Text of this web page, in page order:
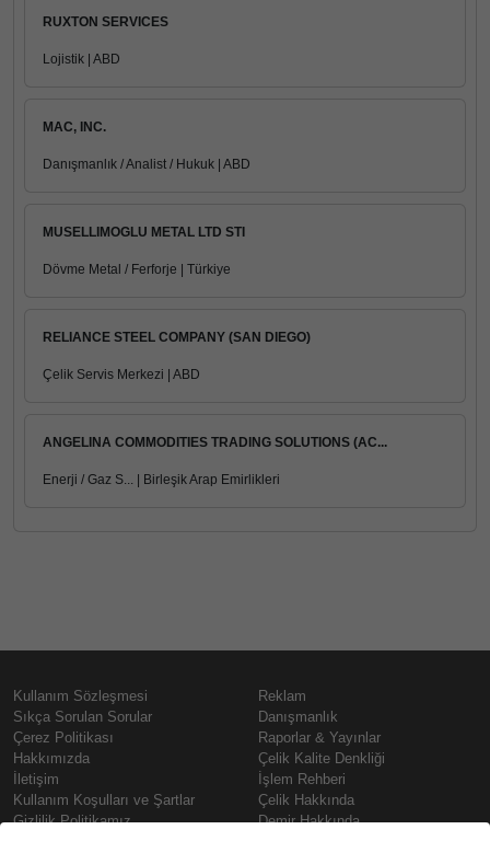
RUXTON SERVICES
Lojistik | ABD
MAC, INC.
Danışmanlık / Analist / Hukuk | ABD
MUSELLIMOGLU METAL LTD STI
Dövme Metal / Ferforje | Türkiye
RELIANCE STEEL COMPANY (SAN DIEGO)
Çelik Servis Merkezi | ABD
ANGELINA COMMODITIES TRADING SOLUTIONS (AC...
Enerji / Gaz S... | Birleşik Arap Emirlikleri
Kullanım Sözleşmesi
Sıkça Sorulan Sorular
Çerez Politikası
Hakkımızda
İletişim
Kullanım Koşulları ve Şartlar
Gizlilik Politikamız
Reklam
Danışmanlık
Raporlar & Yayınlar
Çelik Kalite Denkliği
İşlem Rehberi
Çelik Hakkında
Demir Hakkında